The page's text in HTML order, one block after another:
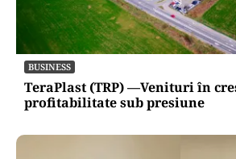
BUSINESS
TeraPlast (TRP) —Venituri în
profitabilitate sub presiune